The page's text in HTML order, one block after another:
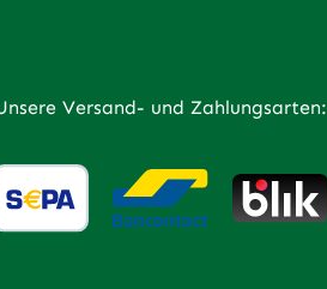
Versand- und Zahlungsarten: